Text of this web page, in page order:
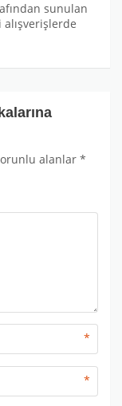
sunulan
alışverişlerde
alanlar *
*
*